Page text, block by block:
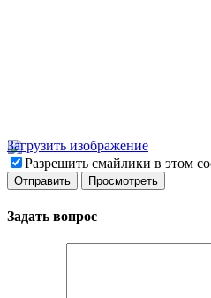
Загрузить изображение
Разрешить смайлики в этом
Задать вопрос